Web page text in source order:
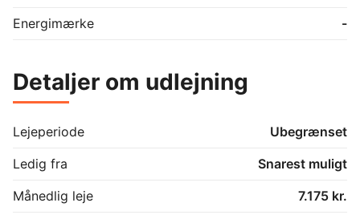
Energimærke
-
Detaljer om udlejning
Lejeperiode
Ubegrænset
Ledig fra
Snarest muligt
Månedlig leje
7.175 kr.